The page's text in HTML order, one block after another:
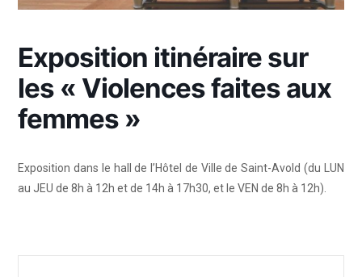
Exposition itinéraire sur
les « Violences faites aux
femmes »
Exposition dans le hall de l’Hôtel de Ville de Saint-Avold (du LUN
au JEU de 8h à 12h et de 14h à 17h30, et le VEN de 8h à 12h).